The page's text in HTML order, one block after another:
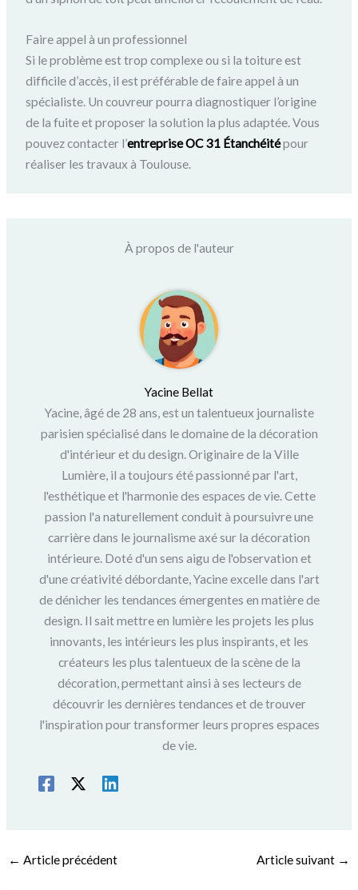
Faire appel à un professionnel
Si le problème est trop complexe ou si la toiture est
difficile d’accès, il est préférable de faire appel à un
spécialiste. Un couvreur pourra diagnostiquer l’origine
de la fuite et proposer la solution la plus adaptée. Vous
pouvez contacter l’entreprise OC 31 Étanchéitépour
réaliser les travaux à Toulouse.
À propos de l'auteur
Yacine Bellat
Yacine, âgé de 28 ans, est un talentueux journaliste
parisien spécialisé dans le domaine de la décoration
d'intérieur et du design. Originaire de la Ville
Lumière, il a toujours été passionné par l'art,
l'esthétique et l'harmonie des espaces de vie. Cette
passion l'a naturellement conduit à poursuivre une
carrière dans le journalisme axé sur la décoration
intérieure. Doté d'un sens aigu de l'observation et
d'une créativité débordante, Yacine excelle dans l'art
de dénicher les tendances émergentes en matière de
design. Il sait mettre en lumière les projets les plus
innovants, les intérieurs les plus inspirants, et les
créateurs les plus talentueux de la scène de la
décoration, permettant ainsi à ses lecteurs de
découvrir les dernières tendances et de trouver
l'inspiration pour transformer leurs propres espaces
de vie.
← Article précédent Article suivant →